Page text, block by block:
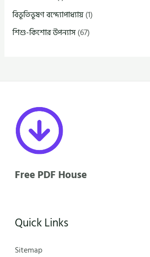
বিভূতিভূষণ বন্দ্যোপাধ্যায়(1)
শিশু-কিশোর উপন্যাস(67)
Free PDF House
Quick Links
Sitemap